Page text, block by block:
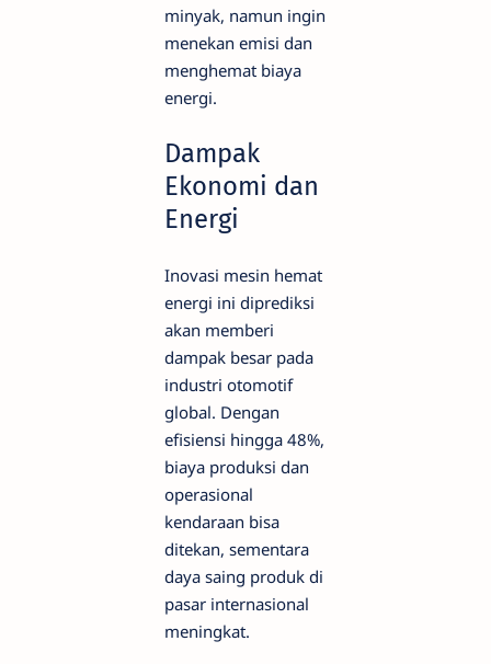
minyak, namun ingin
menekan emisi dan
menghemat biaya
energi.
Dampak
Ekonomi dan
Energi
Inovasi mesin hemat
energi ini diprediksi
akan memberi
dampak besar pada
industri otomotif
global. Dengan
efisiensi hingga 48%,
biaya produksi dan
operasional
kendaraan bisa
ditekan, sementara
daya saing produk di
pasar internasional
meningkat.